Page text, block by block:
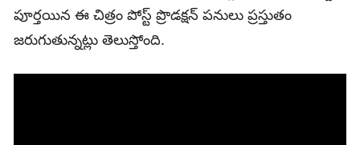
పూర్తయిన ఈ చిత్రం పోస్ట్ ప్రొడక్షన్ పనులు ప్రస్తుతం
జరుగుతున్నట్లు తెలుస్తోంది.